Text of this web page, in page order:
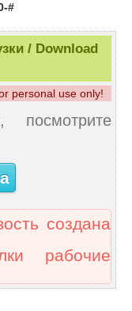
#
/ Download
personal use only!
посмотрите
создана
рабочие